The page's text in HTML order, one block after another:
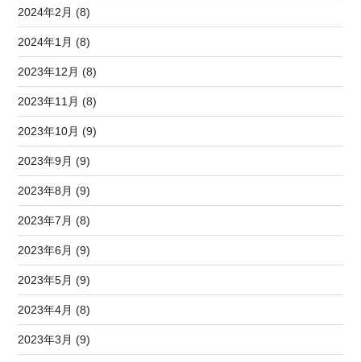
2024年2月 (8)
2024年1月 (8)
2023年12月 (8)
2023年11月 (8)
2023年10月 (9)
2023年9月 (9)
2023年8月 (9)
2023年7月 (8)
2023年6月 (9)
2023年5月 (9)
2023年4月 (8)
2023年3月 (9)